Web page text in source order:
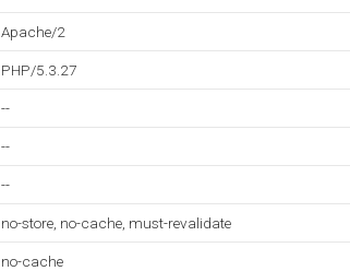
Apache/2
PHP/5.3.27
--
--
--
no-store, no-cache, must-revalidate
no-cache